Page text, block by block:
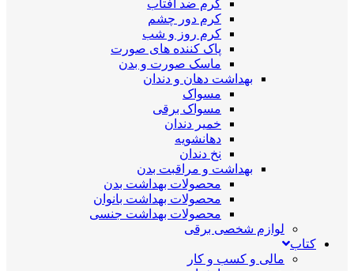
کرم ضد آفتاب
کرم دور چشم
کرم روز و شب
پاک کننده های صورت
ماسک صورت و بدن
بهداشت دهان و دندان
مسواک
مسواک برقی
خمیر دندان
دهانشویه
نخ دندان
بهداشت و مراقبت بدن
محصولات بهداشت بدن
محصولات بهداشت بانوان
محصولات بهداشت جنسی
لوازم شخصی برقی
کتاب
مالی و کسب و کار